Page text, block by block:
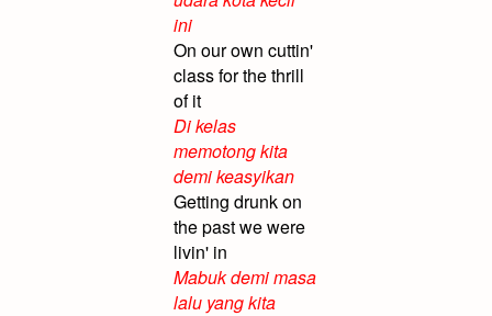
ini
On our own cuttin'
class for the thrill
of it
Di kelas
memotong kita
demi keasyikan
Getting drunk on
the past we were
livin' in
Mabuk demi masa
lalu yang kita